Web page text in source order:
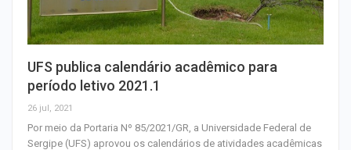
UFS publica calendário acadêmico para
período letivo 2021.1
26 jul, 2021
Por meio da Portaria Nº 85/2021/GR, a Universidade Federal de
Sergipe (UFS) aprovou os calendários de atividades acadêmicas